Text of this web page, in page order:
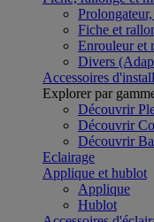
Fiche et
Enrouleur et
Divers
Accessoires
Explorer par
Découvrir
Découvrir
Découvrir
Eclairage
Applique et hublot
Applique
Hublot